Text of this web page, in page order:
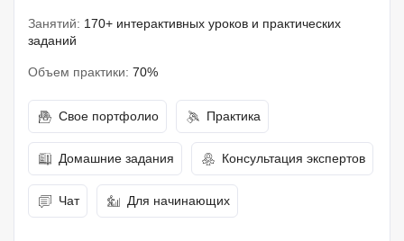
Занятий: 170+ интерактивных уроков и практических
заданий
Объем практики: 70%
Свое портфолио Практика
Домашние задания Консультация экспертов
Чат Для начинающих